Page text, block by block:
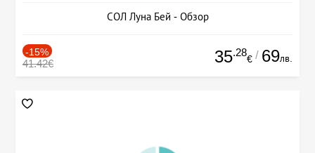
СОЛ Луна Бей - Обзор
-15%
41.42€ 35.28
€ / 69лв.